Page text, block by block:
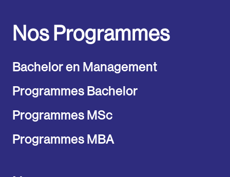
Nos Programmes
Bachelor en Management
Programmes Bachelor
Programmes MSc
Programmes MBA